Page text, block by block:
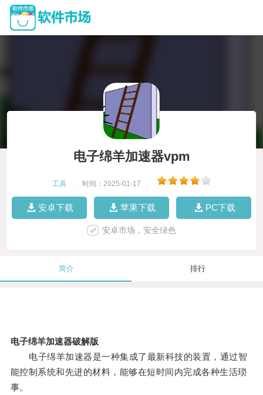
电子绵羊加速器vpm
工具 时间：2025-01-17
安卓下载 苹果下载 PC下载
安卓市场，安全绿色
简介 排行
电子绵羊加速器破解版
电子绵羊加速器是一种集成了最新科技的装置，通过智
能控制系统和先进的材料，能够在短时间内完成各种生活琐
事。